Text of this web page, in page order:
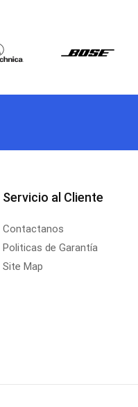
Servicio al Cliente
Contactanos
Politicas de Garantía
Site Map